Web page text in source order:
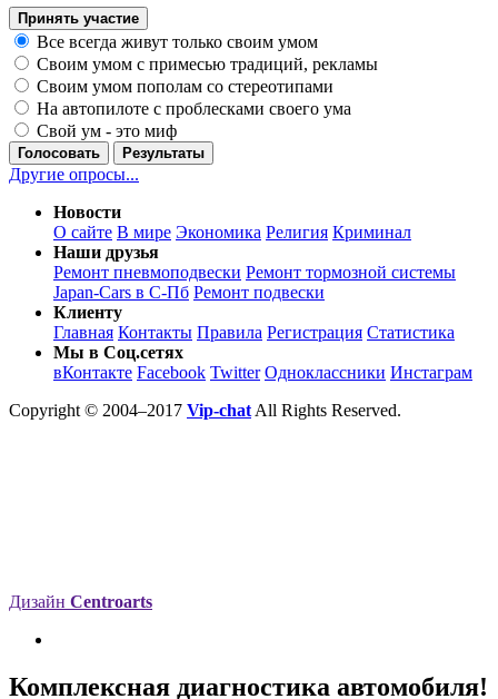
Принять участие
Все всегда живут только своим умом
Своим умом с примесью традиций, рекламы
Своим умом пополам со стереотипами
На автопилоте с проблесками своего ума
Свой ум - это миф
Голосовать Результаты
Другие опросы...
Новости
О сайте В мире Экономика Религия Криминал
Наши друзья
Ремонт пневмоподвески Ремонт тормозной системы
Japan-Cars в С-Пб Ремонт подвески
Клиенту
Главная Контакты Правила Регистрация Статистика
Мы в Соц.сетях
вКонтакте Facebook Twitter Одноклассники Инстаграм
Copyright © 2004–2017 Vip-chat All Rights Reserved.
Дизайн Centroarts
Комплексная диагностика автомобиля!